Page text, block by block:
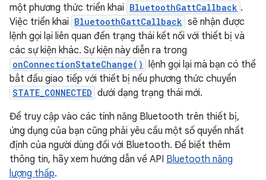
một phương thức triển khai BluetoothGattCallback .
Việc triển khai BluetoothGattCallback sẽ nhận được
lệnh gọi lại liên quan đến trạng thái kết nối với thiết bị và
các sự kiện khác. Sự kiện này diễn ra trong
onConnectionStateChange() lệnh gọi lại mà bạn có thể
bắt đầu giao tiếp với thiết bị nếu phương thức chuyển
STATE_CONNECTED dưới dạng trạng thái mới.
Để truy cập vào các tính năng Bluetooth trên thiết bị,
ứng dụng của bạn cũng phải yêu cầu một số quyền nhất
định của người dùng đối với Bluetooth. Để biết thêm
thông tin, hãy xem hướng dẫn về API Bluetooth năng
lượng thấp.